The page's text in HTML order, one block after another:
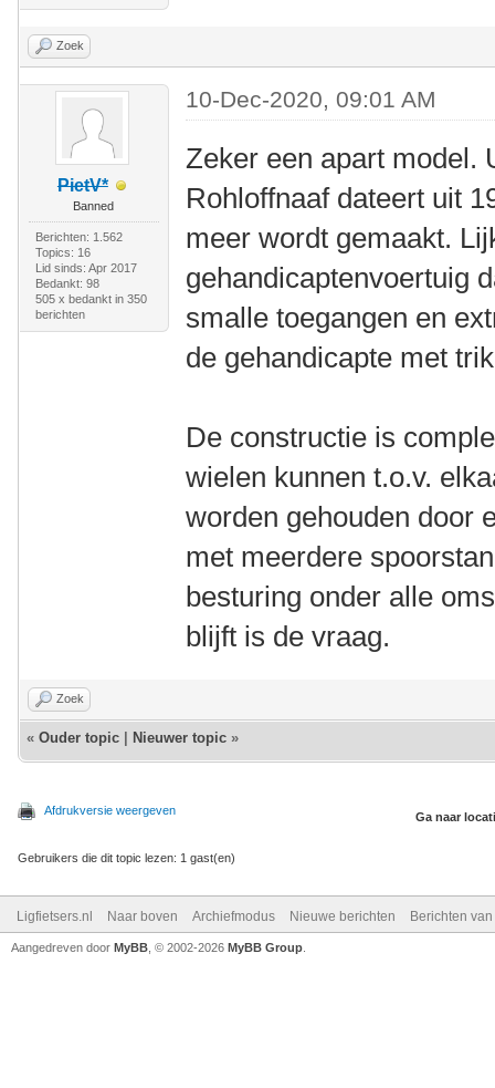
Zoek
PietV*
Banned
Berichten: 1.562
Topics: 16
Lid sinds: Apr 2017
Bedankt: 98
505 x bedankt in 350
berichten
10-Dec-2020, 09:01 AM
Zeker een apart model.
Rohloffnaaf dateert uit
meer wordt gemaakt.
gehandicaptenvoertuig
smalle toegangen en
de gehandicapte met
De constructie is
wielen kunnen t.o.v.
worden gehouden door
met meerdere
besturing onder alle
blijft is de vraag.
Zoek
« Ouder topic Nieuwer topic »
Afdrukversie weergeven Ga naar
Gebruikers die dit topic lezen: 1 gast(en)
Ligfietsers.nl Naar boven Archiefmodus Nieuwe berichten Berichten
Aangedreven door MyBB , © 2002-2026 MyBB Group